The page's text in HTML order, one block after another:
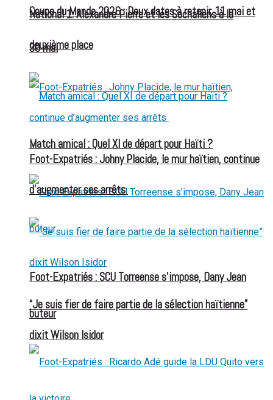
Coupe du Monde 2026 : Deux dates à retenir, 11 mai et
30 mai
Match amical : Quel XI de départ pour Haïti ?
Foot-Expatriés : SCU Torreense s’impose, Dany Jean
buteur
National 1: Alexandre Pierre et les Sochaliens à la
deuxième place
Foot-Expatriés : Johny Placide, le mur haïtien, continue
d’augmenter ses arrêts
“Je suis fier de faire partie de la sélection haïtienne”
dixit Wilson Isidor